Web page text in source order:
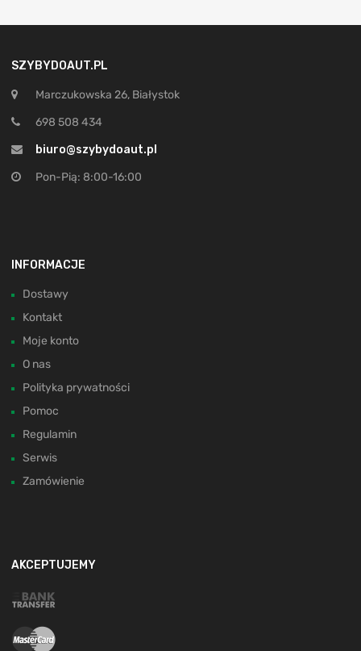
SZYBYDOAUT.PL
Marczukowska 26, Białystok
698 508 434
biuro@szybydoaut.pl
Pon-Pią: 8:00-16:00
INFORMACJE
Dostawy
Kontakt
Moje konto
O nas
Polityka prywatności
Pomoc
Regulamin
Serwis
Zamówienie
AKCEPTUJEMY